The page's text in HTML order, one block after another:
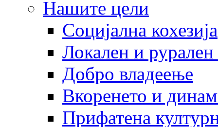
Нашите цели
Социјална кохезија
Локален и рурален
Добро владеење
Вкоренето и
Прифатена